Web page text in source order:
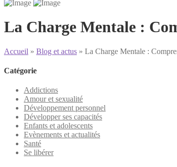
La Charge Mentale :
Accueil » Blog et actus » La Charge Mentale :
Catégorie
Addictions
Amour et sexualité
Développement personnel
Développer ses capacités
Enfants et adolescents
Evènements et actualités
Santé
Se libérer